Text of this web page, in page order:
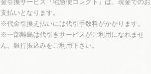
金引換サービス『宅急便コレクト』は、現金でのお
支払いとなります。
※代金引換え払いには代引手数料がかかります。
※一部離島は代引きサービスがご利用になれませ
ん。銀行振込みをご利用下さい。